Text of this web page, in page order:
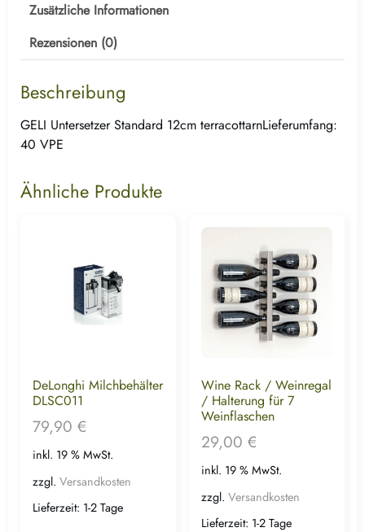
Zusätzliche Informationen
Rezensionen (0)
Beschreibung
GELI Untersetzer Standard 12cm terracottarnLieferumfang:
40 VPE
Ähnliche Produkte
DeLonghi Milchbehälter
DLSC011
79,90 €
inkl. 19 % MwSt.
zzgl. Versandkosten
Lieferzeit: 1-2 Tage
Wine Rack / Weinregal
/ Halterung für 7
Weinflaschen
29,00 €
inkl. 19 % MwSt.
zzgl. Versandkosten
Lieferzeit: 1-2 Tage